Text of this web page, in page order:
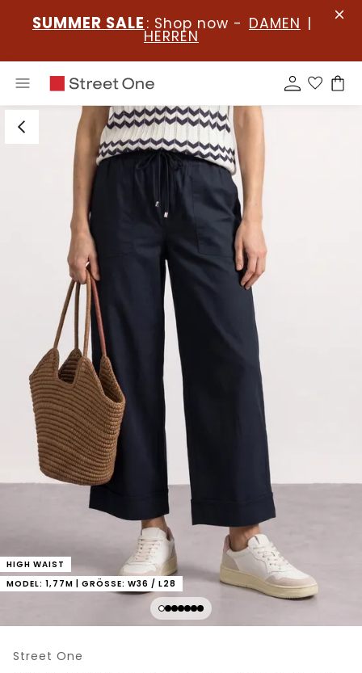
SUMMER SALE : Shop now - DAMEN |
HERREN
HIGH WAIST
MODEL: 1,77M | GRÖSSE: W36 / L28
Street One